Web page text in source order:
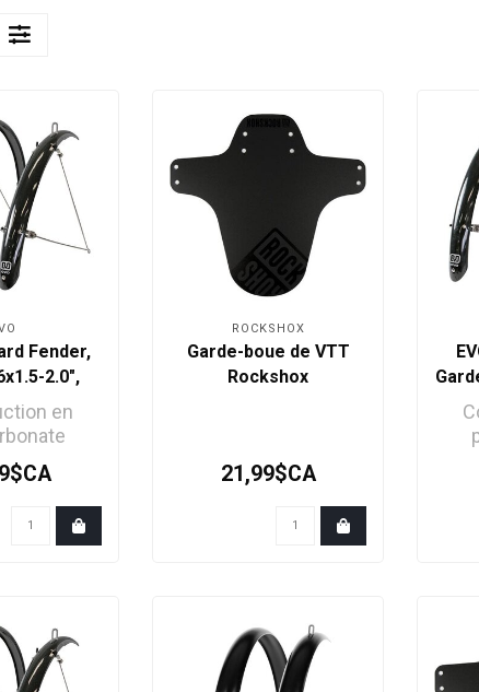
Fender,
2.0",
47mmen
chocs et
et tig..
ROCKSHOX
Garde-boue de VTT
Rockshox
21,99$CA